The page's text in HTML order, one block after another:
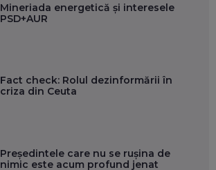
Mineriada energetică și interesele
PSD+AUR
Fact check: Rolul dezinformării în
criza din Ceuta
Președintele care nu se rușina de
nimic este acum profund jenat